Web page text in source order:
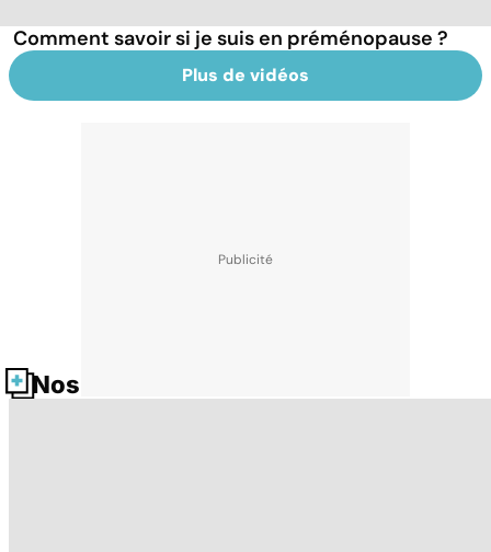
Comment savoir si je suis en préménopause ?
Plus de vidéos
Nos fiches santé